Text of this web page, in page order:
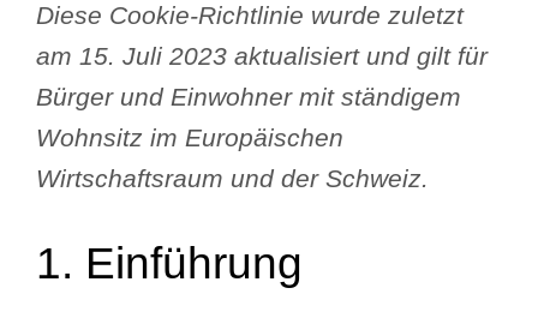
Diese Cookie-Richtlinie wurde zuletzt
am 15. Juli 2023 aktualisiert und gilt für
Bürger und Einwohner mit ständigem
Wohnsitz im Europäischen
Wirtschaftsraum und der Schweiz.
1. Einführung